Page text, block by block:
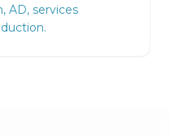
AD, services